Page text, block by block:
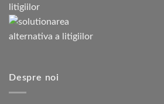
Despre noi